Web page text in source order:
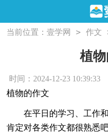
当前位置：壹学网 > 作文
植
时间：2024-12-23 10:39:33
植物的作文
在平日的学习、工作和
肯定对各类作文都很熟悉